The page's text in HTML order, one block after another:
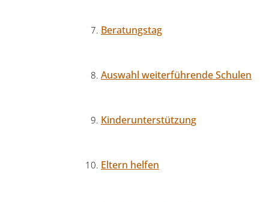
Beratungstag
Auswahl weiterführende Schulen
Kinderunterstützung
Eltern helfen